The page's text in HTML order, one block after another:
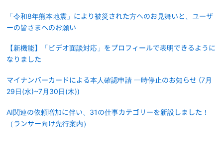
「令和8年熊本地震」により被災された方へのお見舞いと、ユーザ
ーの皆さまへのお願い
【新機能】「ビデオ面談対応」をプロフィールで表明できるように
なりました
マイナンバーカードによる本人確認申請 一時停止のお知らせ (7月
29日(水)~7月30日(木))
AI関連の依頼増加に伴い、31の仕事カテゴリーを新設しました！
（ランサー向け先行案内）